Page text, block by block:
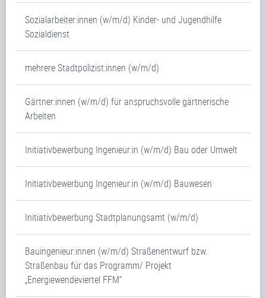
Sozialarbeiter:innen (w/m/d) Kinder- und Jugendhilfe
Sozialdienst
mehrere Stadtpolizist:innen (w/m/d)
Gärtner:innen (w/m/d) für anspruchsvolle gärtnerische
Arbeiten
Initiativbewerbung Ingenieur:in (w/m/d) Bau oder Umwelt
Initiativbewerbung Ingenieur:in (w/m/d) Bauwesen
Initiativbewerbung Stadtplanungsamt (w/m/d)
Bauingenieur:innen (w/m/d) Straßenentwurf bzw.
Straßenbau für das Programm/ Projekt
„Energiewendeviertel FFM“